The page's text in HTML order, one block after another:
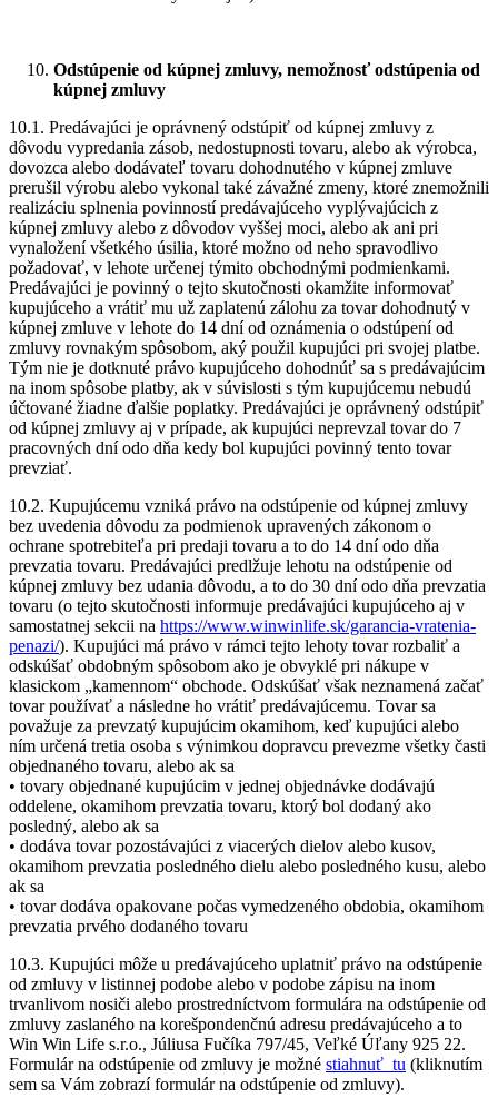
Odstúpenie od kúpnej zmluvy, nemožnosť odstúpenia od
kúpnej zmluvy
10.1. Predávajúci je oprávnený odstúpiť od kúpnej zmluvy z
dôvodu vypredania zásob, nedostupnosti tovaru, alebo ak výrobca,
dovozca alebo dodávateľ tovaru dohodnutého v kúpnej zmluve
prerušil výrobu alebo vykonal také závažné zmeny, ktoré znemožnili
realizáciu splnenia povinností predávajúceho vyplývajúcich z
kúpnej zmluvy alebo z dôvodov vyššej moci, alebo ak ani pri
vynaložení všetkého úsilia, ktoré možno od neho spravodlivo
požadovať, v lehote určenej týmito obchodnými podmienkami.
Predávajúci je povinný o tejto skutočnosti okamžite informovať
kupujúceho a vrátiť mu už zaplatenú zálohu za tovar dohodnutý v
kúpnej zmluve v lehote do 14 dní od oznámenia o odstúpení od
zmluvy rovnakým spôsobom, aký použil kupujúci pri svojej platbe.
Tým nie je dotknuté právo kupujúceho dohodnúť sa s predávajúcim
na inom spôsobe platby, ak v súvislosti s tým kupujúcemu nebudú
účtované žiadne ďalšie poplatky. Predávajúci je oprávnený odstúpiť
od kúpnej zmluvy aj v prípade, ak kupujúci neprevzal tovar do 7
pracovných dní odo dňa kedy bol kupujúci povinný tento tovar
prevziať.
10.2. Kupujúcemu vzniká právo na odstúpenie od kúpnej zmluvy
bez uvedenia dôvodu za podmienok upravených zákonom o
ochrane spotrebiteľa pri predaji tovaru a to do 14 dní odo dňa
prevzatia tovaru. Predávajúci predlžuje lehotu na odstúpenie od
kúpnej zmluvy bez udania dôvodu, a to do 30 dní odo dňa prevzatia
tovaru (o tejto skutočnosti informuje predávajúci kupujúceho aj v
samostatnej sekcii na https://www.winwinlife.sk/garancia-vratenia-
penazi/). Kupujúci má právo v rámci tejto lehoty tovar rozbaliť a
odskúšať obdobným spôsobom ako je obvyklé pri nákupe v
klasickom „kamennom“ obchode. Odskúšať však neznamená začať
tovar používať a následne ho vrátiť predávajúcemu. Tovar sa
považuje za prevzatý kupujúcim okamihom, keď kupujúci alebo
ním určená tretia osoba s výnimkou dopravcu prevezme všetky časti
objednaného tovaru, alebo ak sa
• tovary objednané kupujúcim v jednej objednávke dodávajú
oddelene, okamihom prevzatia tovaru, ktorý bol dodaný ako
posledný, alebo ak sa
• dodáva tovar pozostávajúci z viacerých dielov alebo kusov,
okamihom prevzatia posledného dielu alebo posledného kusu, alebo
ak sa
• tovar dodáva opakovane počas vymedzeného obdobia, okamihom
prevzatia prvého dodaného tovaru
10.3. Kupujúci môže u predávajúceho uplatniť právo na odstúpenie
od zmluvy v listinnej podobe alebo v podobe zápisu na inom
trvanlivom nosiči alebo prostredníctvom formulára na odstúpenie od
zmluvy zaslaného na korešpondenčnú adresu predávajúceho a to
Win Win Life s.r.o., Júliusa Fučíka 797/45, Veľké Úľany 925 22.
Formulár na odstúpenie od zmluvy je možné stiahnuť tu (kliknutím
sem sa Vám zobrazí formulár na odstúpenie od zmluvy).